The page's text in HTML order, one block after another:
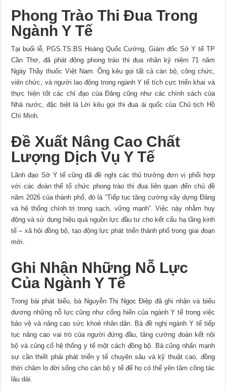
Phong Trào Thi Đua Trong
Ngành Y Tế
Tại buổi lễ, PGS.TS.BS Hoàng Quốc Cường, Giám đốc Sở Y tế TP
Cần Thơ, đã phát động phong trào thi đua nhân kỷ niệm 71 năm
Ngày Thầy thuốc Việt Nam. Ông kêu gọi tất cả cán bộ, công chức,
viên chức, và người lao động trong ngành Y tế tích cực triển khai và
thực hiện tốt các chỉ đạo của Đảng cũng như các chính sách của
Nhà nước, đặc biệt là Lời kêu gọi thi đua ái quốc của Chủ tịch Hồ
Chí Minh.
Đề Xuất Nâng Cao Chất
Lượng Dịch Vụ Y Tế
Lãnh đạo Sở Y tế cũng đã đề nghị các thủ trưởng đơn vị phối hợp
với các đoàn thể tổ chức phong trào thi đua liên quan đến chủ đề
năm 2026 của thành phố, đó là “Tiếp tục tăng cường xây dựng Đảng
và hệ thống chính trị trong sạch, vững mạnh”. Việc này nhằm huy
động và sử dụng hiệu quả nguồn lực đầu tư cho kết cấu hạ tầng kinh
tế – xã hội đồng bộ, tạo động lực phát triển thành phố trong giai đoạn
mới.
Ghi Nhận Những Nỗ Lực
Của Ngành Y Tế
Trong bài phát biểu, bà Nguyễn Thị Ngọc Điệp đã ghi nhận và biểu
dương những nỗ lực cũng như cống hiến của ngành Y tế trong việc
bảo vệ và nâng cao sức khoẻ nhân dân. Bà đề nghị ngành Y tế tiếp
tục nâng cao vai trò của người đứng đầu, tăng cường đoàn kết nội
bộ và củng cố hệ thống y tế một cách đồng bộ. Bà cũng nhấn mạnh
sự cần thiết phải phát triển y tế chuyên sâu và kỹ thuật cao, đồng
thời chăm lo đời sống cho cán bộ y tế để họ có thể yên tâm công tác
lâu dài.